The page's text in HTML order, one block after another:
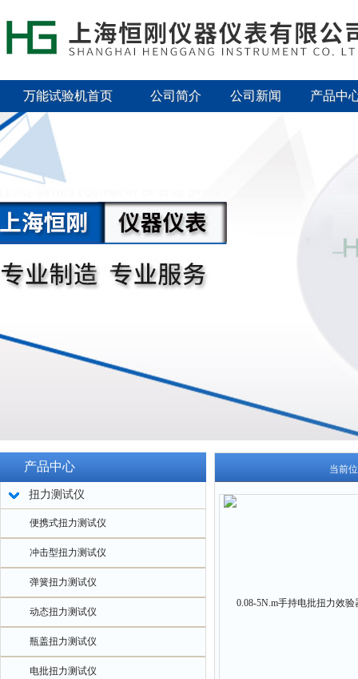
万能试验机首页 公司简介 公司新闻 产品中
产品中心
扭力测试仪
便携式扭力测试仪
冲击型扭力测试仪
弹簧扭力测试仪
动态扭力测试仪
瓶盖扭力测试仪
电批扭力测试仪
当前